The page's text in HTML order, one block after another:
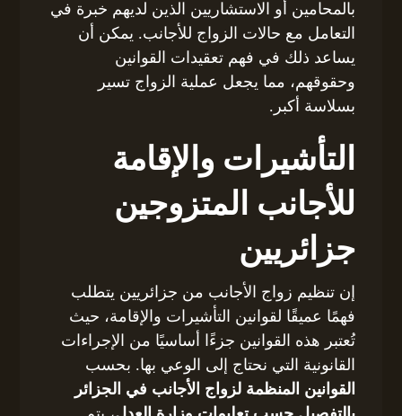
بالمحامين أو الاستشاريين الذين لديهم خبرة في
التعامل مع حالات الزواج للأجانب. يمكن أن
يساعد ذلك في فهم تعقيدات القوانين
وحقوقهم، مما يجعل عملية الزواج تسير
بسلاسة أكبر.
التأشيرات والإقامة
للأجانب المتزوجين
جزائريين
إن تنظيم زواج الأجانب من جزائريين يتطلب
فهمًا عميقًا لقوانين التأشيرات والإقامة، حيث
تُعتبر هذه القوانين جزءًا أساسيًا من الإجراءات
القانونية التي نحتاج إلى الوعي بها. بحسب
القوانين المنظمة لزواج الأجانب في الجزائر